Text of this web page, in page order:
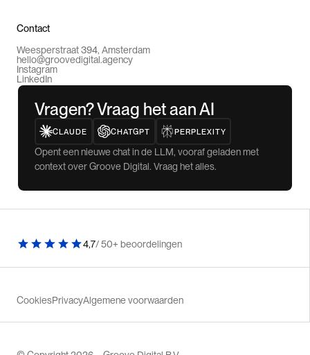
Contact
Weesperstraat 394, Amsterdam
hello@groovedigital.agency
Instagram
LinkedIn
Vragen? Vraag het aan AI
CLAUDE CHATGPT PERPLEXITY
Opent een nieuwe chat in de LLM, vooraf geladen met
context over Groove Digital. Vraag het alles.
4,7/ 50+ beoordelingen
CookiesPrivacyAlgemene voorwaarden